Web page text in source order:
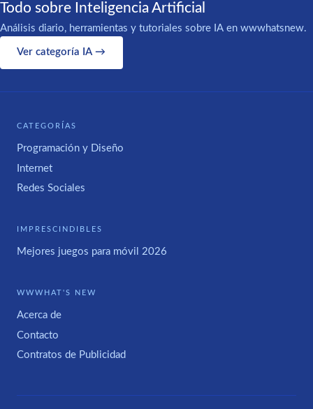
Todo sobre Inteligencia Artificial
Análisis diario, herramientas y tutoriales sobre IA en wwwhatsnew.
Ver categoría IA →
CATEGORÍAS
Programación y Diseño
Internet
Redes Sociales
IMPRESCINDIBLES
Mejores juegos para móvil 2026
WWWHAT'S NEW
Acerca de
Contacto
Contratos de Publicidad